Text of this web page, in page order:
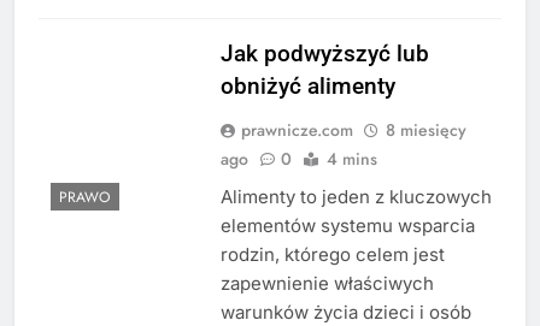
PRAWO
Jak podwyższyć lub
obniżyć alimenty
prawnicze.com
8 miesięcy
ago
0 4 mins
Alimenty to jeden z kluczowych
elementów systemu wsparcia
rodzin, którego celem jest
zapewnienie właściwych
warunków życia dzieci i osób